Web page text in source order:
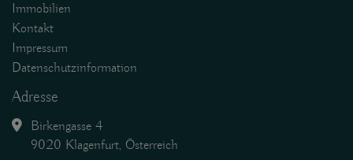
Immobilien
Kontakt
Impressum
Datenschutzinformation
Adresse
Birkengasse 4
9020 Klagenfurt, Österreich